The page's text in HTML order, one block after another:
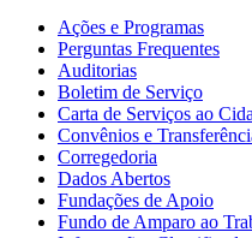
Ações e Programas
Perguntas Frequentes
Auditorias
Boletim de Serviço
Carta de Serviços ao
Convênios e
Corregedoria
Dados Abertos
Fundações de Apoio
Fundo de Amparo ao